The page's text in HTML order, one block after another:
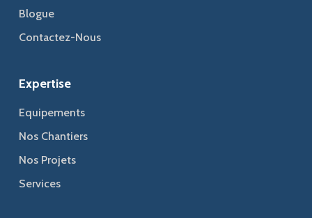
Blogue
Contactez-Nous
Expertise
Equipements
Nos Chantiers
Nos Projets
Services